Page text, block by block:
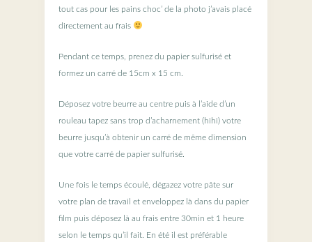
tout cas pour les pains choc’ de la photo j’avais placé
directement au frais
Pendant ce temps, prenez du papier sulfurisé et
formez un carré de 15cm x 15 cm.
Déposez votre beurre au centre puis à l’aide d’un
rouleau tapez sans trop d’acharnement (hihi) votre
beurre jusqu’à obtenir un carré de même dimension
que votre carré de papier sulfurisé.
Une fois le temps écoulé, dégazez votre pâte sur
votre plan de travail et enveloppez là dans du papier
film puis déposez là au frais entre 30min et 1 heure
selon le temps qu’il fait. En été il est préférable